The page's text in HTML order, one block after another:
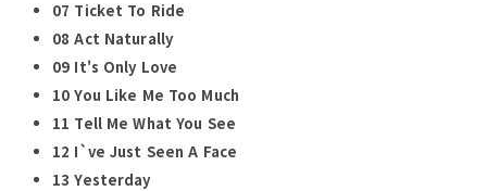
07 Ticket To Ride
08 Act Naturally
09 It's Only Love
10 You Like Me Too Much
11 Tell Me What You See
12 I`ve Just Seen A Face
13 Yesterday